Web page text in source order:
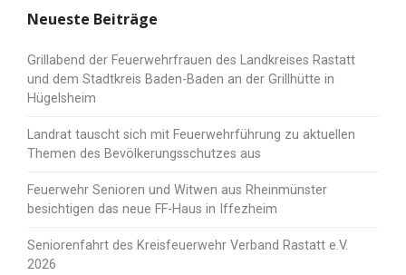
Neueste Beiträge
Grillabend der Feuerwehrfrauen des Landkreises Rastatt
und dem Stadtkreis Baden-Baden an der Grillhütte in
Hügelsheim
Landrat tauscht sich mit Feuerwehrführung zu aktuellen
Themen des Bevölkerungsschutzes aus
Feuerwehr Senioren und Witwen aus Rheinmünster
besichtigen das neue FF-Haus in Iffezheim
Seniorenfahrt des Kreisfeuerwehr Verband Rastatt e.V.
2026